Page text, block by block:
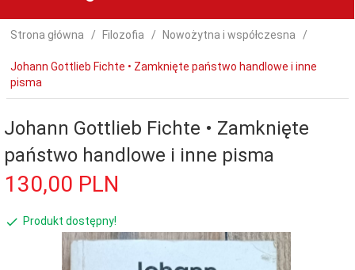
Strona główna Filozofia Nowożytna i współczesna
Johann Gottlieb Fichte • Zamknięte państwo handlowe i inne
pisma
Johann Gottlieb Fichte • Zamknięte
państwo handlowe i inne pisma
130,00 PLN
Produkt dostępny!